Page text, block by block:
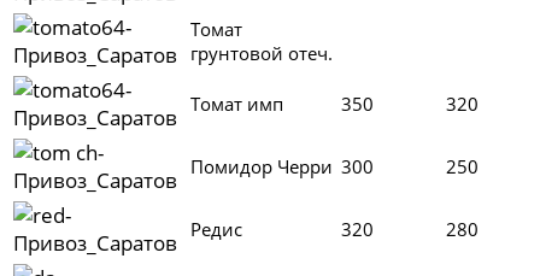
Томат
грунтовой отеч.
Томат имп 350 320
Помидор Черри 300 250
Редис 320 280